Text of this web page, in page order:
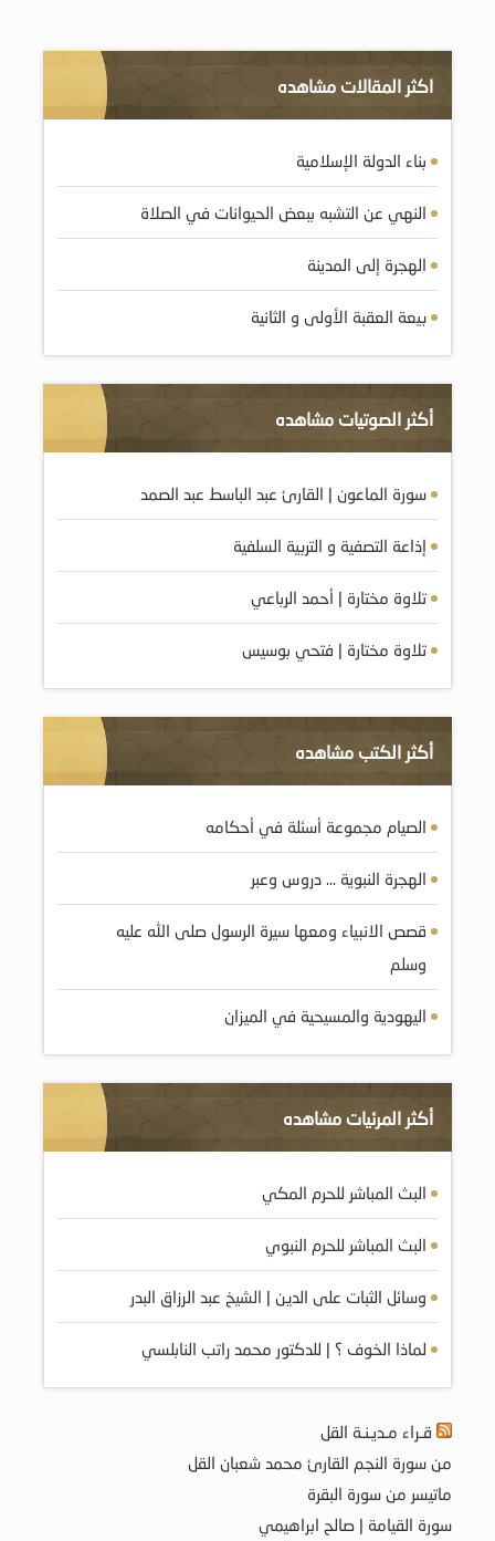
اكثر المقالات مشاهده
بناء الدولة الإسلامية
النهي عن التشبه ببعض الحيوانات في الصلاة
الهجرة إلى المدينة
بيعة العقبة الأولى و الثانية
أكثر الصوتيات مشاهده
سورة الماعون | القارئ عبد الباسط عبد الصمد
إذاعة التصفية و التربية السلفية
تلاوة مختارة | أحمد الرباعي
تلاوة مختارة | فتحي بوسيس
أكثر الكتب مشاهده
الصيام مجموعة أسئلة في أحكامه
الهجرة النبوية … دروس وعبر
قصص الانبياء ومعها سيرة الرسول صلى الله عليه
وسلم
اليهودية والمسيحية في الميزان
أكثر المرئيات مشاهده
البث المباشر للحرم المكي
البث المباشر للحرم النبوي
وسائل الثبات على الدين | الشيخ عبد الرزاق البدر
لماذا الخوف ؟ | للدكتور محمد راتب النابلسي
قـراء مـديـنـة القل
من سورة النجم القارئ محمد شعبان القل
ماتيسر من سورة البقرة
سورة القيامة | صالح ابراهيمي